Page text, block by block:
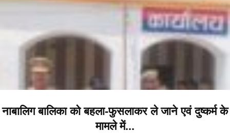
नाबालिग बालिका को बहला-फुसलाकर ले जाने एवं दुष्कर्म के
मामले में...